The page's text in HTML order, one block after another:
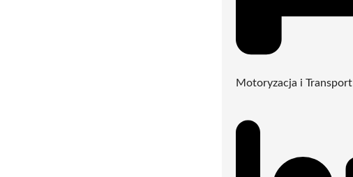
Motoryzacja i Transport